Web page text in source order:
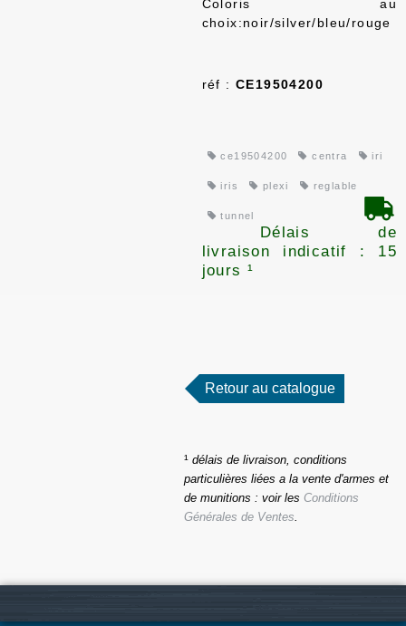
Coloris au
choix:noir/silver/bleu/rouge
réf :CE19504200
ce19504200 centra iri
iris plexi reglable
tunnel
Délais de
livraison indicatif : 15
jours ¹
Retour au catalogue
¹ délais de livraison, conditions
particulières liées a la vente d'armes et
de munitions : voir les Conditions
Générales de Ventes.